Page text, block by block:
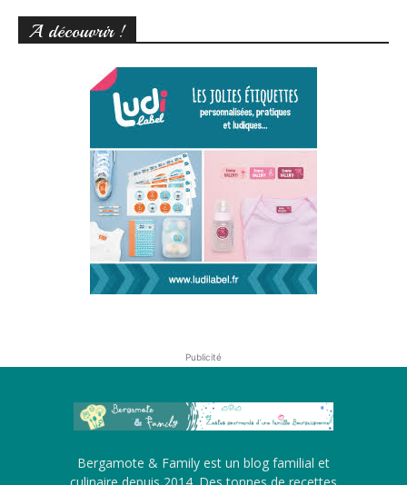
A découvrir !
Publicité
Bergamote & Family est un blog familial et